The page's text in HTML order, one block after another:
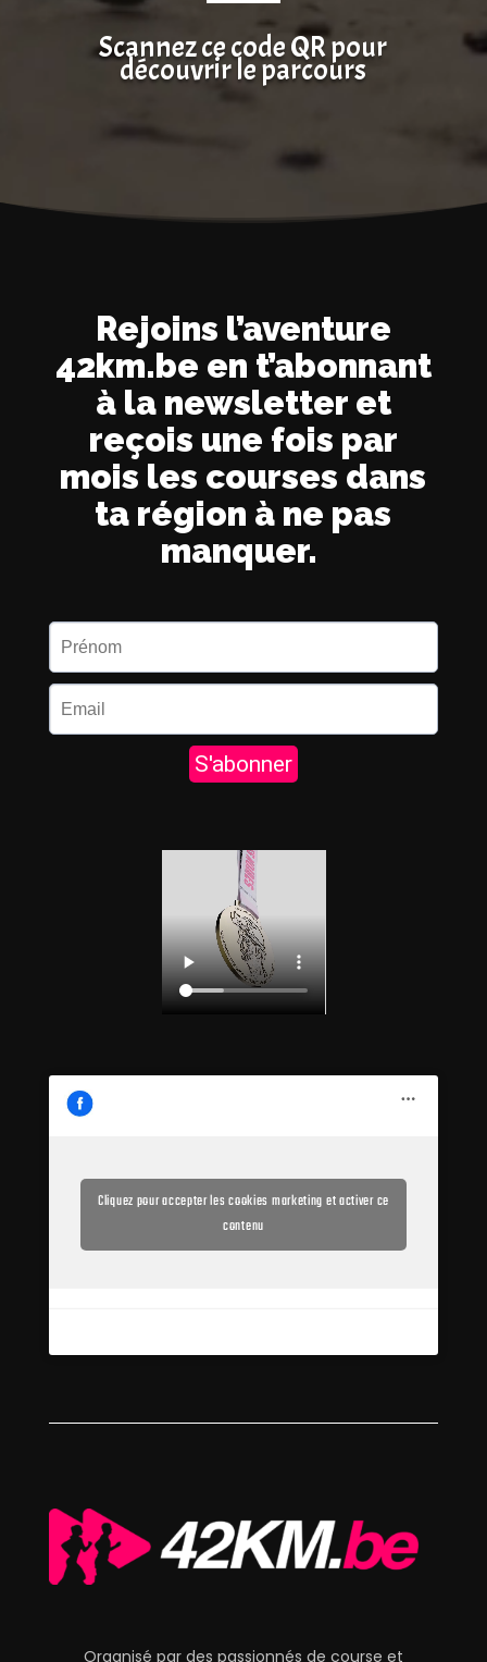
Scannez ce code QR pour
découvrir le parcours
Rejoins l’aventure
42km.be en t’abonnant
à la newsletter et
reçois une fois par
mois les courses dans
ta région à ne pas
manquer.
Cliquez pour accepter les cookies marketing et activer ce
contenu
Organisé par des passionnés de course et